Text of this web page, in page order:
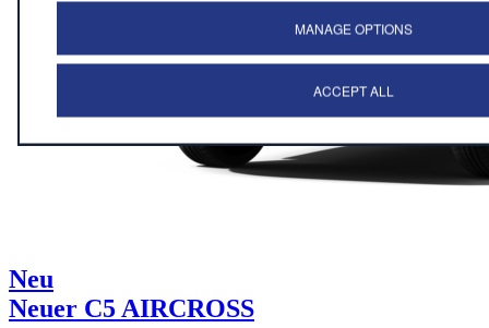
Neu
Neuer C5 AIRCROSS
MANAGE OPTIONS
ACCEPT ALL